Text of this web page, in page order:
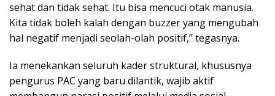
sehat dan tidak sehat. Itu bisa mencuci otak manusia.
Kita tidak boleh kalah dengan buzzer yang mengubah
hal negatif menjadi seolah-olah positif,” tegasnya.
Ia menekankan seluruh kader struktural, khususnya
pengurus PAC yang baru dilantik, wajib aktif